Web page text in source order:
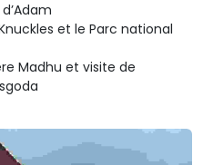
et le Parc national
Madhu et visite de